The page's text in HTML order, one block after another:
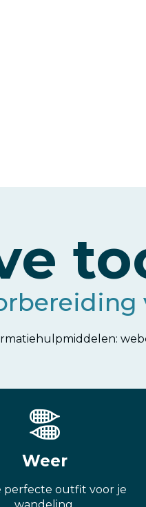
Weer
perfecte outfit voor je